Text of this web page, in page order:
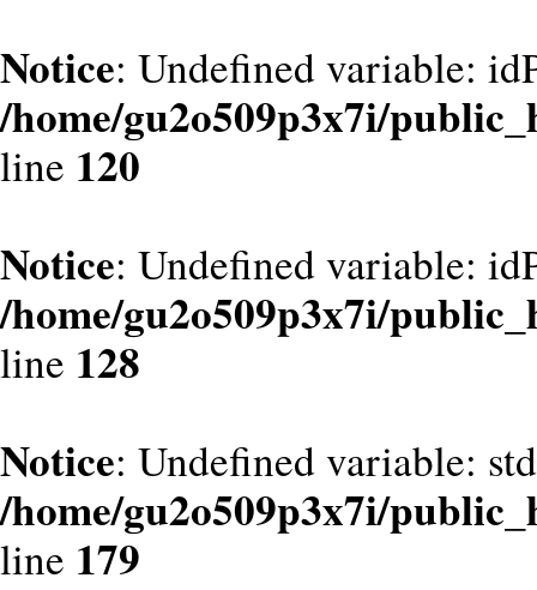
Notice: Undefined variable:
/home/gu2o509p3x7i/
line 120
Notice: Undefined variable:
/home/gu2o509p3x7i/
line 128
Notice: Undefined variable:
/home/gu2o509p3x7i/
line 179